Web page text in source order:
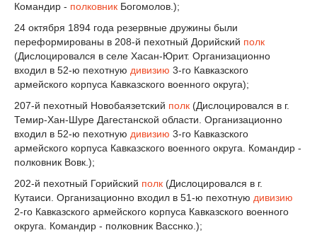
Командир - полковник Богомолов.);
24 октября 1894 года резервные дружины были
переформированы в 208-й пехотный Дорийский полк
(Дислоцировался в селе Хасан-Юрит. Организационно
входил в 52-ю пехотную дивизию 3-го Кавказского
армейского корпуса Кавказского военного округа);
207-й пехотный Новобаязетский полк (Дислоцировался в г.
Темир-Хан-Шуре Дагестанской области. Организационно
входил в 52-ю пехотную дивизию 3-го Кавказского
армейского корпуса Кавказского военного округа. Командир -
полковник Вовк.);
202-й пехотный Горийский полк (Дислоцировался в г.
Кутаиси. Организационно входил в 51-ю пехотную дивизию
2-го Кавказского армейского корпуса Кавказского военного
округа. Командир - полковник Васснко.);